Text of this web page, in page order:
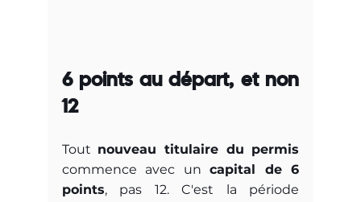
6 points au départ, et non
12
Tout nouveau titulaire du permis
commence avec un capital de 6
points, pas 12. C'est la période